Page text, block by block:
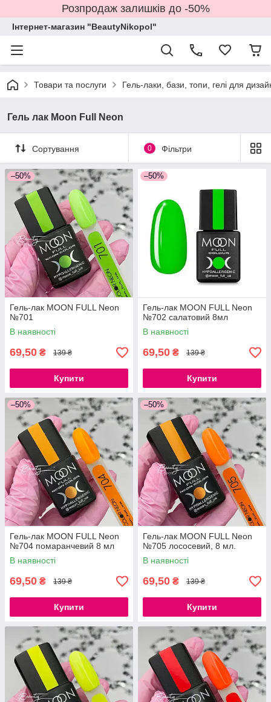
Розпродаж залишків до -50%
Інтернет-магазин "BeautyNikopol"
Товари та послуги Гель-лаки, бази, топи, гелі для
Гель лак Moon Full Neon
Сортування 0 Фільтри
–50%
Гель-лак MOON FULL Neon
№701
В наявності
69,50 ₴ 139 ₴
Купити
–50%
Гель-лак MOON FULL Neon
№702 салатовий 8мл
В наявності
69,50 ₴ 139 ₴
Купити
–50%
Гель-лак MOON FULL Neon
№704 помаранчевий 8 мл
В наявності
69,50 ₴ 139 ₴
Купити
–50%
Гель-лак MOON FULL Neon
№705 лососевий, 8 мл.
В наявності
69,50 ₴ 139 ₴
Купити